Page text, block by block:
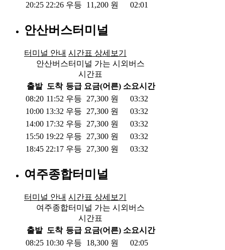
20:25 22:26 우등 11,200 원 02:01
안산버스터미널
터미널 안내 시간표 상세보기
안산버스터미널 가는 시외버스
시간표
출발 도착 등급 요금(어른) 소요시간
08:20 11:52 우등 27,300 원
03:32
10:00 13:32 우등 27,300 원
03:32
14:00 17:32 우등 27,300 원
03:32
15:50 19:22 우등 27,300 원
03:32
18:45 22:17 우등 27,300 원 03:32
여주종합터미널
터미널 안내 시간표 상세보기
여주종합터미널 가는 시외버스
시간표
출발 도착 등급 요금(어른) 소요시간
08:25 10:30 우등 18,300 원
02:05